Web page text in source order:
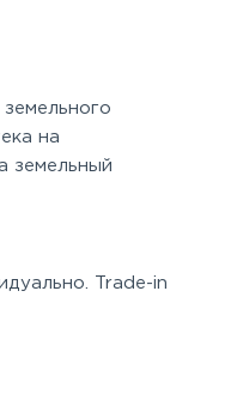
на
земельный
Trade-in